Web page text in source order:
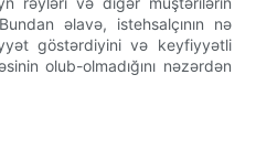
əlavə, istehsalçının nə
göstərdiyini və keyfiyyətli
olub-olmadığını nəzərdən